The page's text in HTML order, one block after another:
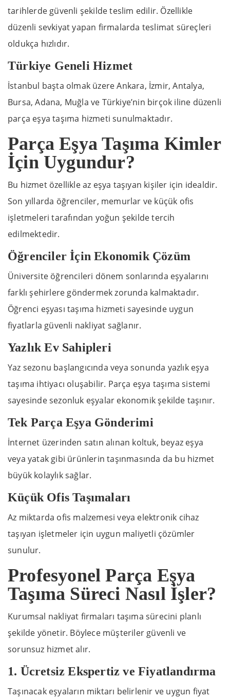
tarihlerde güvenli şekilde teslim edilir. Özellikle
düzenli sevkiyat yapan firmalarda teslimat süreçleri
oldukça hızlıdır.
Türkiye Geneli Hizmet
İstanbul başta olmak üzere Ankara, İzmir, Antalya,
Bursa, Adana, Muğla ve Türkiye’nin birçok iline düzenli
parça eşya taşıma hizmeti sunulmaktadır.
Parça Eşya Taşıma Kimler
İçin Uygundur?
Bu hizmet özellikle az eşya taşıyan kişiler için idealdir.
Son yıllarda öğrenciler, memurlar ve küçük ofis
işletmeleri tarafından yoğun şekilde tercih
edilmektedir.
Öğrenciler İçin Ekonomik Çözüm
Üniversite öğrencileri dönem sonlarında eşyalarını
farklı şehirlere göndermek zorunda kalmaktadır.
Öğrenci eşyası taşıma hizmeti sayesinde uygun
fiyatlarla güvenli nakliyat sağlanır.
Yazlık Ev Sahipleri
Yaz sezonu başlangıcında veya sonunda yazlık eşya
taşıma ihtiyacı oluşabilir. Parça eşya taşıma sistemi
sayesinde sezonluk eşyalar ekonomik şekilde taşınır.
Tek Parça Eşya Gönderimi
İnternet üzerinden satın alınan koltuk, beyaz eşya
veya yatak gibi ürünlerin taşınmasında da bu hizmet
büyük kolaylık sağlar.
Küçük Ofis Taşımaları
Az miktarda ofis malzemesi veya elektronik cihaz
taşıyan işletmeler için uygun maliyetli çözümler
sunulur.
Profesyonel Parça Eşya
Taşıma Süreci Nasıl İşler?
Kurumsal nakliyat firmaları taşıma sürecini planlı
şekilde yönetir. Böylece müşteriler güvenli ve
sorunsuz hizmet alır.
1. Ücretsiz Ekspertiz ve Fiyatlandırma
Taşınacak eşyaların miktarı belirlenir ve uygun fiyat